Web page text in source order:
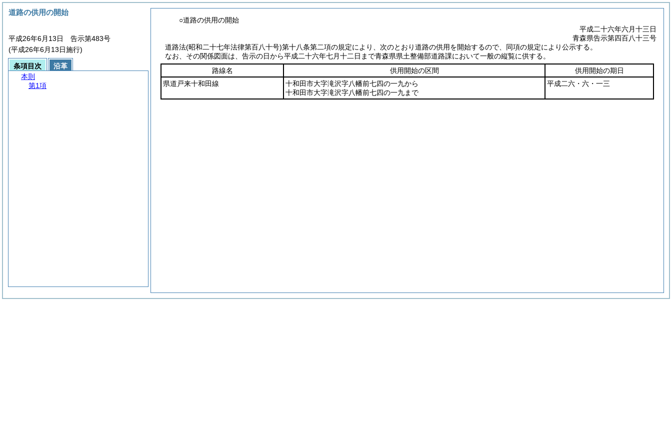
○道路の供用の開始
平成二十六年六月十三日
青森県告示第四百八十三号
道路法(昭和二十七年法律第百八十号)第十八条第二項の規定により、次のとおり道路の供用を開始するので、同項の規定により公示する。
なお、その関係図面は、告示の日から平成二十六年七月十二日まで青森県県土整備部道路課において一般の縦覧に供する。
路線名
供用開始の区間
供用開始の期日
県道戸来十和田線
十和田市大字滝沢字八幡前七四の一九から
十和田市大字滝沢字八幡前七四の一九まで
平成二六・六・一三
道路の供用の開始
平成26年6月13日 告示第483号
(平成26年6月13日施行)
条項目次
沿革
本則
第1項